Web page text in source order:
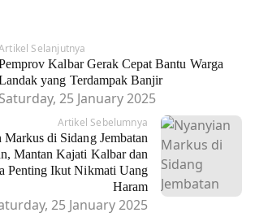
Selanjutnya
Kalbar Gerak Cepat Bantu Warga
yang Terdampak Banjir
Saturday, 25 January 2025
Artikel Sebelumnya
di Sidang Jembatan
Mantan Kajati Kalbar dan
Penting Ikut Nikmati Uang
Haram
25 January 2025